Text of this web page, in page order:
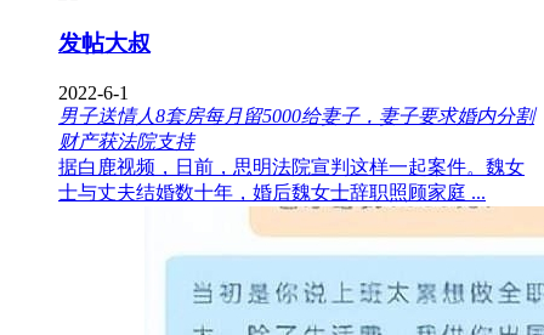
发帖大叔
2022-6-1
男子送情人8套房每月留5000给妻子，妻子要求婚内分割
财产获法院支持
据白鹿视频，日前，思明法院宣判这样一起案件。魏女
士与丈夫结婚数十年，婚后魏女士辞职照顾家庭 ...